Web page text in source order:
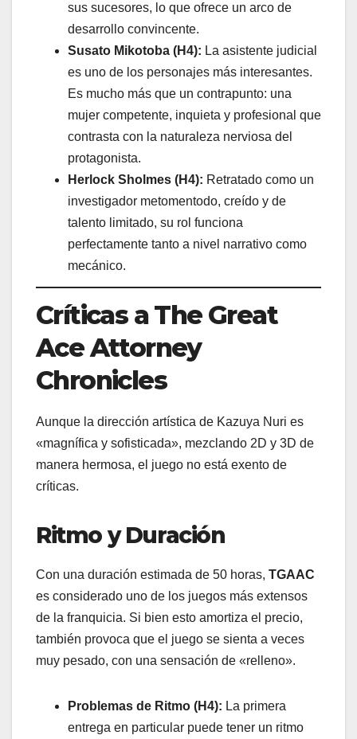
sus sucesores, lo que ofrece un arco de
desarrollo convincente.
Susato Mikotoba (H4): La asistente judicial
es uno de los personajes más interesantes.
Es mucho más que un contrapunto: una
mujer competente, inquieta y profesional que
contrasta con la naturaleza nerviosa del
protagonista.
Herlock Sholmes (H4): Retratado como un
investigador metomentodo, creído y de
talento limitado, su rol funciona
perfectamente tanto a nivel narrativo como
mecánico.
Críticas a The Great
Ace Attorney
Chronicles
Aunque la dirección artística de Kazuya Nuri es
«magnífica y sofisticada», mezclando 2D y 3D de
manera hermosa, el juego no está exento de
críticas.
Ritmo y Duración
Con una duración estimada de 50 horas, TGAAC
es considerado uno de los juegos más extensos
de la franquicia. Si bien esto amortiza el precio,
también provoca que el juego se sienta a veces
muy pesado, con una sensación de «relleno».
Problemas de Ritmo (H4): La primera
entrega en particular puede tener un ritmo